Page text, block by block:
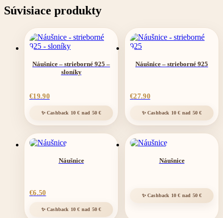
Súvisiace produkty
Náušnice – strieborné 925 –
sloníky
€19.90
Náušnice – strieborné 925
€27.90
Náušnice
€6.50
Náušnice